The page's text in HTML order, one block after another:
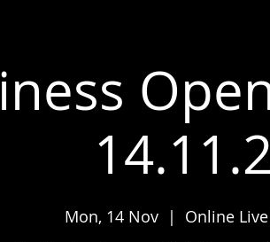
Mon, 14 Nov
  |
Online